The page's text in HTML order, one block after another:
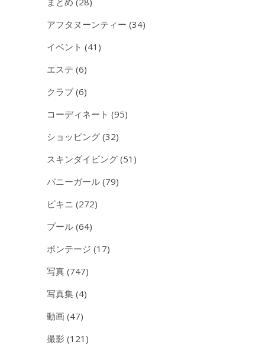
アフタヌーンティー (34)
イベント (41)
エステ (6)
クラブ (6)
コーディネート (95)
ショッピング (32)
スキンダイビング (51)
バニーガール (79)
ビキニ (272)
プール (64)
ボンテージ (17)
写真 (747)
写真集 (4)
動画 (47)
撮影 (121)